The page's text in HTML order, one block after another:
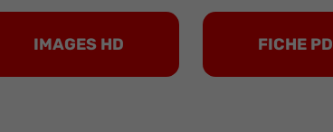
IMAGES HD FICHE